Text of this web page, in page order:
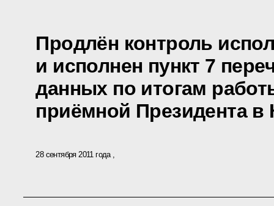
Продлён контроль
и исполнен пункт 7
данных по итогам
приёмной Президента в
28 сентября 2011 года